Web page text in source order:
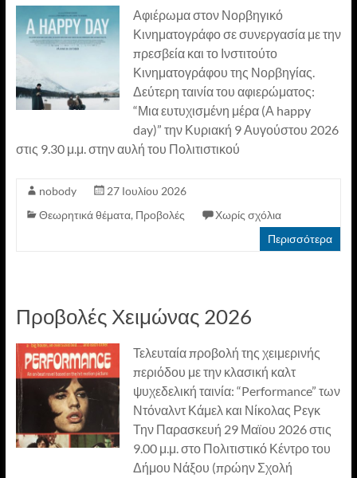
Αφιέρωμα στον Νορβηγικό
Κινηματογράφο σε συνεργασία με την
πρεσβεία και το Ινστιτούτο
Κινηματογράφου της Νορβηγίας.
Δεύτερη ταινία του αφιερώματος:
“Μια ευτυχισμένη μέρα (Α happy
day)” την Κυριακή 9 Αυγούστου 2026
στις 9.30 μ.μ. στην αυλή του Πολιτιστικού
nobody
27 Ιουλίου 2026
Θεωρητικά θέματα, Προβολές
Χωρίς σχόλια
Περισσότερα
Προβολές Χειμώνας 2026
Τελευταία προβολή της χειμερινής
περιόδου με την κλασική καλτ
ψυχεδελική ταινία: “Performance” των
Ντόναλντ Κάμελ και Νίκολας Ρεγκ
Την Παρασκευή 29 Μαϊου 2026 στις
9.00 μ.μ. στο Πολιτιστικό Κέντρο του
Δήμου Νάξου (πρώην Σχολή